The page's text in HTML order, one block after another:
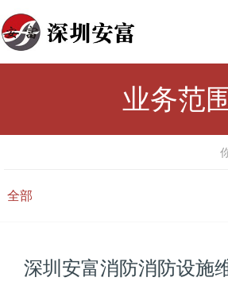
业务范围
全部
深圳安富消防消防设施